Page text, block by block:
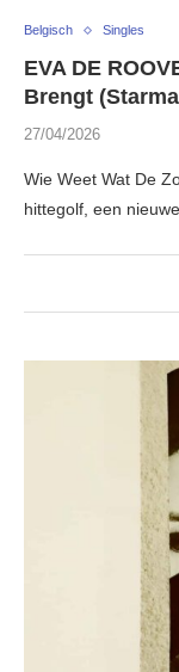
Belgisch Singles
EVA DE
Brengt
27/04/2026
Wie Weet Wat De
hittegolf, een